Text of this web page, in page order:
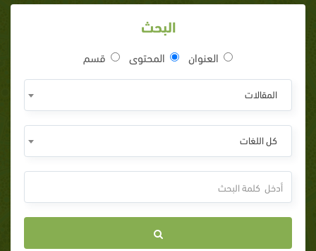
البحث
العنوان المحتوى قسم
المقالات
كل اللغات